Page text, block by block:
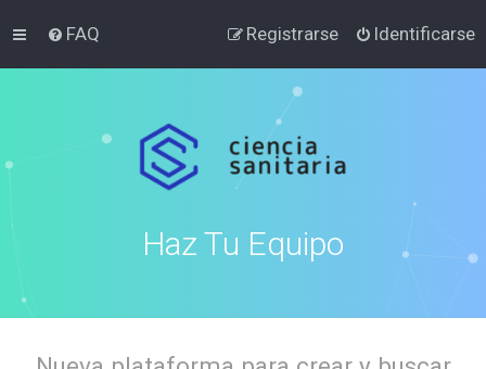
FAQ Identificarse
Registrarse
Haz Tu Equipo